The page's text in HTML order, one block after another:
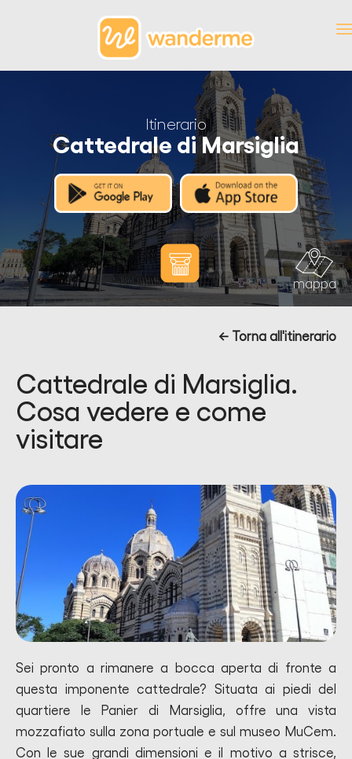
Itinerario
Cattedrale di Marsiglia
mappa
← Torna all'itinerario
Cattedrale di Marsiglia.
Cosa vedere e come
visitare
Sei pronto a rimanere a bocca aperta di fronte a
questa imponente cattedrale? Situata ai piedi del
quartiere le Panier di Marsiglia, offre una vista
mozzafiato sulla zona portuale e sul museo MuCem.
Con le sue grandi dimensioni e il motivo a strisce,